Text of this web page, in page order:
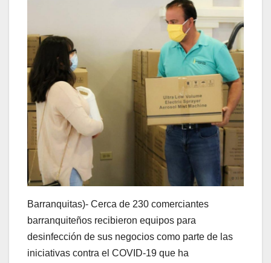
Barranquitas)- Cerca de 230 comerciantes
barranquiteños recibieron equipos para
desinfección de sus negocios como parte de las
iniciativas contra el COVID-19 que ha